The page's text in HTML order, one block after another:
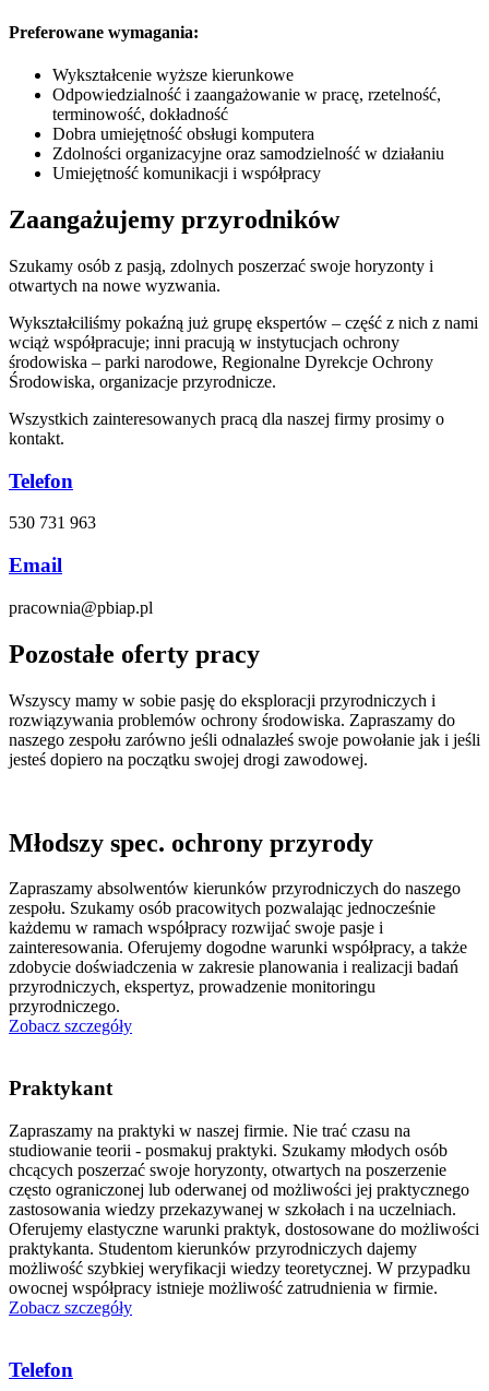
Preferowane wymagania:
Wykształcenie wyższe kierunkowe
Odpowiedzialność i zaangażowanie w pracę, rzetelność,
terminowość, dokładność
Dobra umiejętność obsługi komputera
Zdolności organizacyjne oraz samodzielność w działaniu
Umiejętność komunikacji i współpracy
Zaangażujemy przyrodników
Szukamy osób z pasją, zdolnych poszerzać swoje horyzonty i
otwartych na nowe wyzwania.
Wykształciliśmy pokaźną już grupę ekspertów – część z nich z nami
wciąż współpracuje; inni pracują w instytucjach ochrony
środowiska – parki narodowe, Regionalne Dyrekcje Ochrony
Środowiska, organizacje przyrodnicze.
Wszystkich zainteresowanych pracą dla naszej firmy prosimy o
kontakt.
Telefon
530 731 963
Email
pracownia@pbiap.pl
Pozostałe oferty pracy
Wszyscy mamy w sobie pasję do eksploracji przyrodniczych i
rozwiązywania problemów ochrony środowiska. Zapraszamy do
naszego zespołu zarówno jeśli odnalazłeś swoje powołanie jak i jeśli
jesteś dopiero na początku swojej drogi zawodowej.
Młodszy spec. ochrony przyrody
Zapraszamy absolwentów kierunków przyrodniczych do naszego
zespołu. Szukamy osób pracowitych pozwalając jednocześnie
każdemu w ramach współpracy rozwijać swoje pasje i
zainteresowania. Oferujemy dogodne warunki współpracy, a także
zdobycie doświadczenia w zakresie planowania i realizacji badań
przyrodniczych, ekspertyz, prowadzenie monitoringu
przyrodniczego.
Zobacz szczegóły
Praktykant
Zapraszamy na praktyki w naszej firmie. Nie trać czasu na
studiowanie teorii - posmakuj praktyki. Szukamy młodych osób
chcących poszerzać swoje horyzonty, otwartych na poszerzenie
często ograniczonej lub oderwanej od możliwości jej praktycznego
zastosowania wiedzy przekazywanej w szkołach i na uczelniach.
Oferujemy elastyczne warunki praktyk, dostosowane do możliwości
praktykanta. Studentom kierunków przyrodniczych dajemy
możliwość szybkiej weryfikacji wiedzy teoretycznej. W przypadku
owocnej współpracy istnieje możliwość zatrudnienia w firmie.
Zobacz szczegóły
Telefon